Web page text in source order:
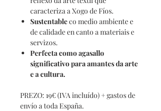
caracteriza a Xogo de Fíos.
Sustentableco medio ambiente e
de calidade en canto a materiais e
servizos.
Perfecta como agasallo
significativo para amantes da arte
e a cultura.
PREZO: 19€ (IVA incluído) + gastos de
envío a toda España.